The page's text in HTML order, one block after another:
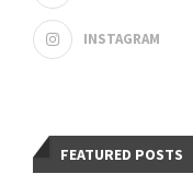
INSTAGRAM
FEATURED POSTS